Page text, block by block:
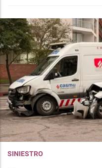
SINIESTRO